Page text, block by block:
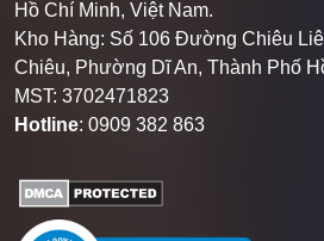
Thị Liễu, Khu phố Đông Chiêu,
Hồ Chí Minh, Việt Nam.
Kho Hàng: Số 106 Đường Chiêu
Chiêu, Phường Dĩ An, Thành Phố
MST: 3702471823